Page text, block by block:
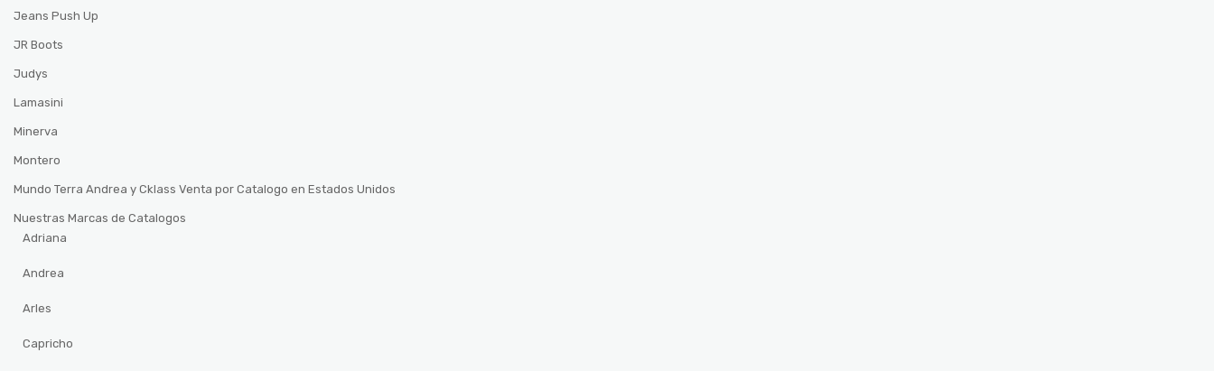
Jeans Push Up
JR Boots
Judys
Lamasini
Minerva
Montero
Mundo Terra Andrea y Cklass Venta por Catalogo en Estados Unidos
Nuestras Marcas de Catalogos
Adriana
Andrea
Arles
Capricho